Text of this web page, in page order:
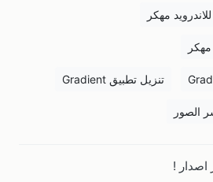
تنزيل تطبيق Gradient
اصدار !